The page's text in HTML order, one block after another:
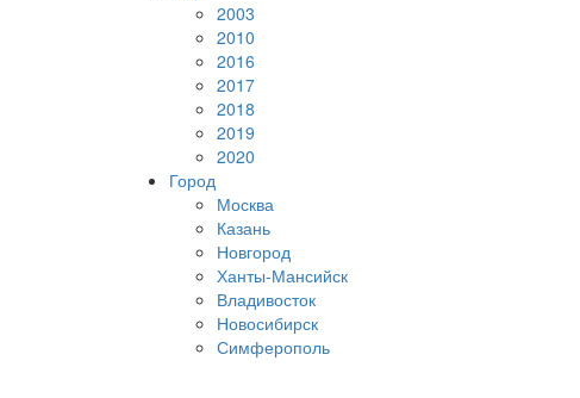
2003
2010
2016
2017
2018
2019
2020
Город
Москва
Казань
Новгород
Ханты-Мансийск
Владивосток
Новосибирск
Симферополь